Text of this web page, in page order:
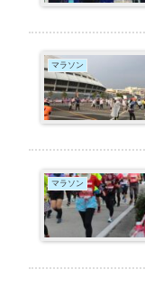
マラソン
マラソン